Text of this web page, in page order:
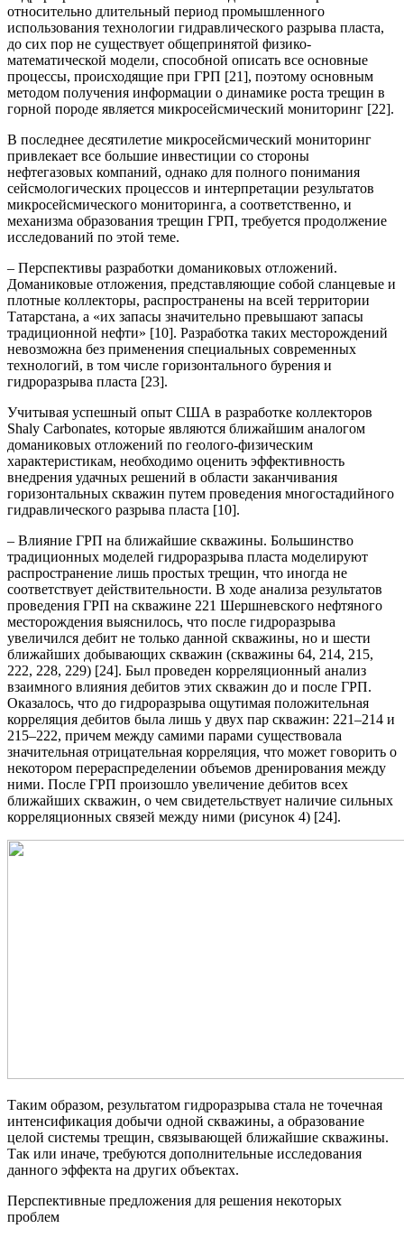
относительно длительный период промышленного
использования технологии гидравлического разрыва пласта,
до сих пор не существует общепринятой физико-
математической модели, способной описать все основные
процессы, происходящие при ГРП [21], поэтому основным
методом получения информации о динамике роста трещин в
горной породе является микросейсмический мониторинг [22].
В последнее десятилетие микросейсмический мониторинг
привлекает все большие инвестиции со стороны
нефтегазовых компаний, однако для полного понимания
сейсмологических процессов и интерпретации результатов
микросейсмического мониторинга, а соответственно, и
механизма образования трещин ГРП, требуется продолжение
исследований по этой теме.
– Перспективы разработки доманиковых отложений.
Доманиковые отложения, представляющие собой сланцевые и
плотные коллекторы, распространены на всей территории
Татарстана, а «их запасы значительно превышают запасы
традиционной нефти» [10]. Разработка таких месторождений
невозможна без применения специальных современных
технологий, в том числе горизонтального бурения и
гидроразрыва пласта [23].
Учитывая успешный опыт США в разработке коллекторов
Shaly Carbonates, которые являются ближайшим аналогом
доманиковых отложений по геолого-физическим
характеристикам, необходимо оценить эффективность
внедрения удачных решений в области заканчивания
горизонтальных скважин путем проведения многостадийного
гидравлического разрыва пласта [10].
– Влияние ГРП на ближайшие скважины. Большинство
традиционных моделей гидроразрыва пласта моделируют
распространение лишь простых трещин, что иногда не
соответствует действительности. В ходе анализа результатов
проведения ГРП на скважине 221 Шершневского нефтяного
месторождения выяснилось, что после гидроразрыва
увеличился дебит не только данной скважины, но и шести
ближайших добывающих скважин (скважины 64, 214, 215,
222, 228, 229) [24]. Был проведен корреляционный анализ
взаимного влияния дебитов этих скважин до и после ГРП.
Оказалось, что до гидроразрыва ощутимая положительная
корреляция дебитов была лишь у двух пар скважин: 221–214 и
215–222, причем между самими парами существовала
значительная отрицательная корреляция, что может говорить о
некотором перераспределении объемов дренирования между
ними. После ГРП произошло увеличение дебитов всех
ближайших скважин, о чем свидетельствует наличие сильных
корреляционных связей между ними (рисунок 4) [24].
Таким образом, результатом гидроразрыва стала не точечная
интенсификация добычи одной скважины, а образование
целой системы трещин, связывающей ближайшие скважины.
Так или иначе, требуются дополнительные исследования
данного эффекта на других объектах.
Перспективные предложения для решения некоторых
проблем